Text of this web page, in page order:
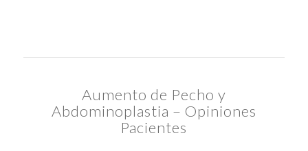
Aumento de Pecho y
Abdominoplastia – Opiniones
Pacientes